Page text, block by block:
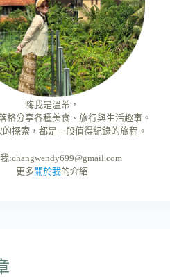
嗨我是溫蒂，
格分享各種美食、旅行與生活趣事。
探索，都是一段值得紀錄的旅程。
:changwendy699@gmail.com
更多關於我的介紹